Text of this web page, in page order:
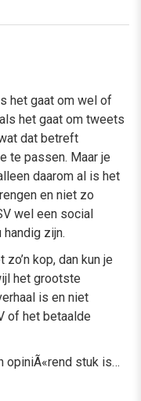
het gaat om wel of
het gaat om tweets
dat betreft
te passen. Maar je
daarom al is het
en niet zo
wel een social
zijn.
kop, dan kun je
het grootste
is en niet
of het betaalde
opiniÃ«rend stuk is…